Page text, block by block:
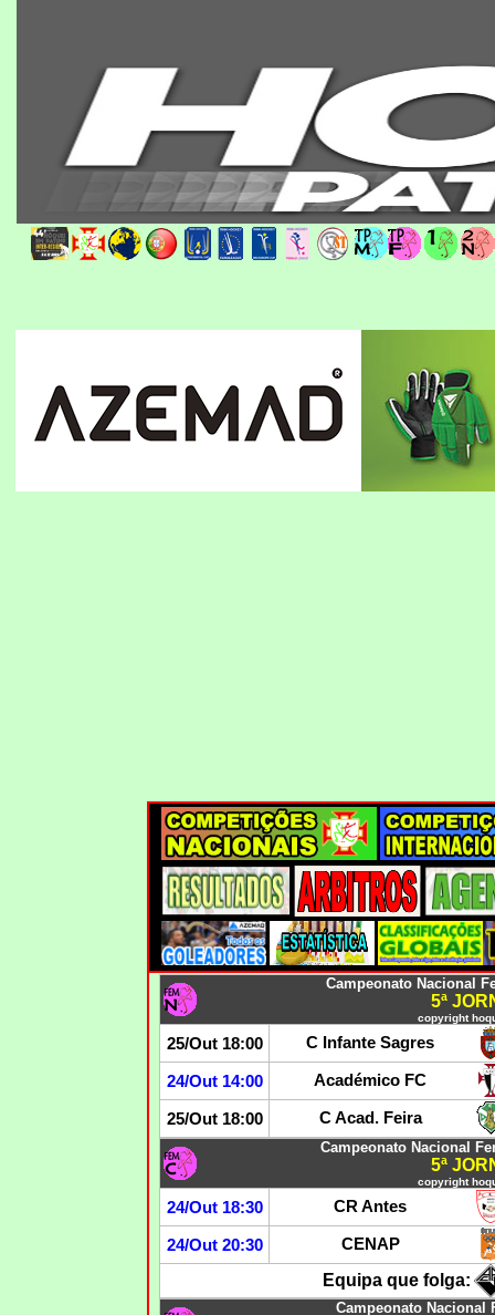
Campeonato Nacional
5ª
copyright
25/Out 18:00 C Infante Sagres
24/Out 14:00 Académico FC
25/Out 18:00 C Acad. Feira
Campeonato Nacional
5ª
copyright
24/Out 18:30 CR Antes
24/Out 20:30 CENAP
Equipa que folga:
Campeonato Nacional